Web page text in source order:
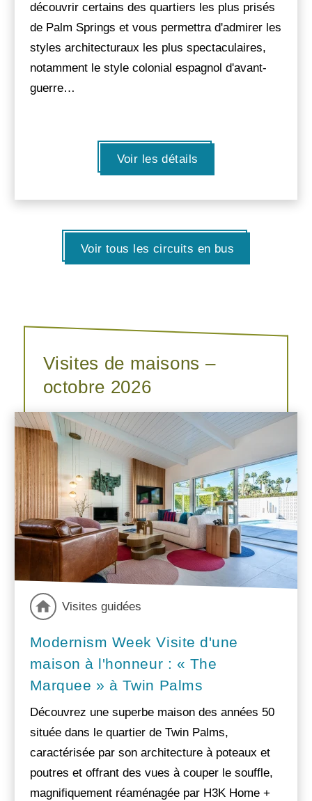
découvrir certains des quartiers les plus prisés
de Palm Springs et vous permettra d'admirer les
styles architecturaux les plus spectaculaires,
notamment le style colonial espagnol d'avant-
guerre…
Voir les détails
Voir tous les circuits en bus
Visites de maisons –
octobre 2026
Visites guidées
Modernism Week Visite d'une
maison à l'honneur : « The
Marquee » à Twin Palms
Découvrez une superbe maison des années 50
située dans le quartier de Twin Palms,
caractérisée par son architecture à poteaux et
poutres et offrant des vues à couper le souffle,
magnifiquement réaménagée par H3K Home +